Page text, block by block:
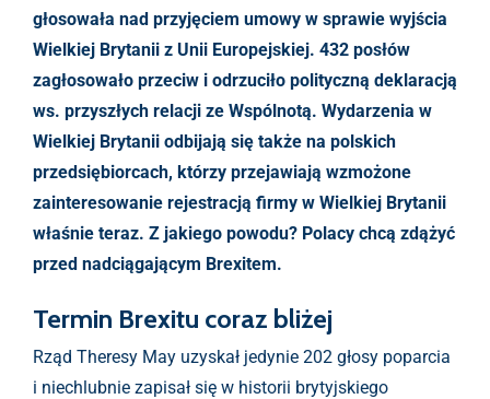
głosowała nad przyjęciem umowy w sprawie wyjścia
Wielkiej Brytanii z Unii Europejskiej. 432 posłów
zagłosowało przeciw i odrzuciło polityczną deklaracją
ws. przyszłych relacji ze Wspólnotą. Wydarzenia w
Wielkiej Brytanii odbijają się także na polskich
przedsiębiorcach, którzy przejawiają wzmożone
zainteresowanie rejestracją firmy w Wielkiej Brytanii
właśnie teraz. Z jakiego powodu? Polacy chcą zdążyć
przed nadciągającym Brexitem.
Termin Brexitu coraz bliżej
Rząd Theresy May uzyskał jedynie 202 głosy poparcia
i niechlubnie zapisał się w historii brytyjskiego